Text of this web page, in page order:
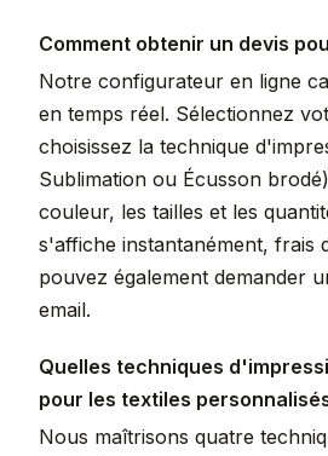
Comment obtenir un devis
Notre configurateur en ligne
en temps réel. Sélectionnez
choisissez la technique
Sublimation ou Écusson
couleur, les tailles et les
s'affiche instantanément, frais
pouvez également demander
email.
Quelles techniques
pour les textiles
Nous maîtrisons quatre